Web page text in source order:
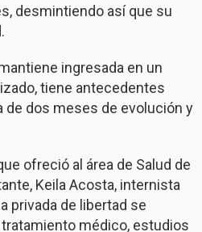
desmintiendo así que su
ingresada en un
tiene antecedentes
de dos meses de evolución y
ofreció al área de Salud de
Keila Acosta, internista
privada de libertad se
médico, estudios